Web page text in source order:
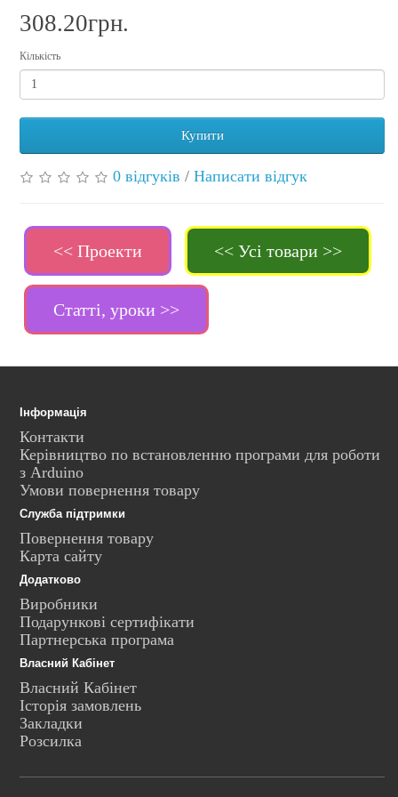
308.20грн.
Кількість
Купити
0 відгуків / Написати відгук
<< Проекти << Усі товари >>
Статті, уроки >>
Інформація
Контакти
Керівництво по встановленню програми для роботи
з Arduino
Умови повернення товару
Служба підтримки
Повернення товару
Карта сайту
Додатково
Виробники
Подарункові сертифікати
Партнерська програма
Власний Кабінет
Власний Кабінет
Історія замовлень
Закладки
Розсилка